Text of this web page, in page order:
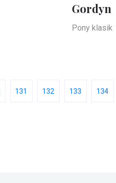
Gordyn
Pony klasik
131 132 133 134